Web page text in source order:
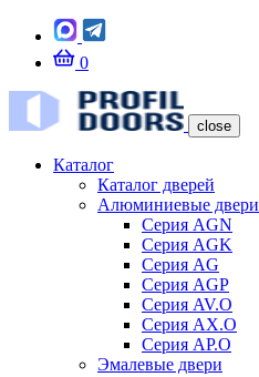
0
close
Каталог
Каталог дверей
Алюминиевые двери
Серия AGN
Серия AGK
Серия AG
Серия AGP
Серия AV.O
Серия AX.O
Серия AP.O
Эмалевые двери